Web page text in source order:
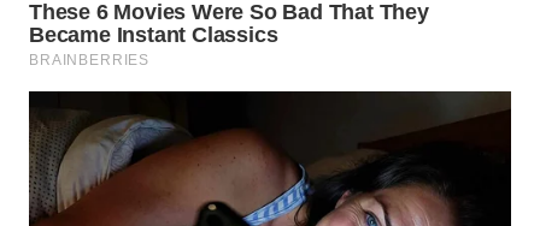
LABUANBAJO
Wahana
Media
Group